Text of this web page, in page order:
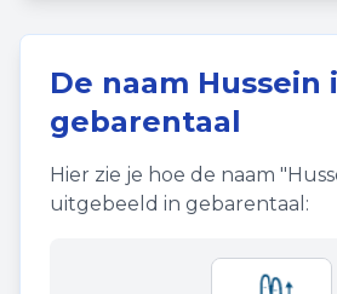
De naam Hussein
gebarentaal
Hier zie je hoe de naam "
uitgebeeld in gebarentaal: